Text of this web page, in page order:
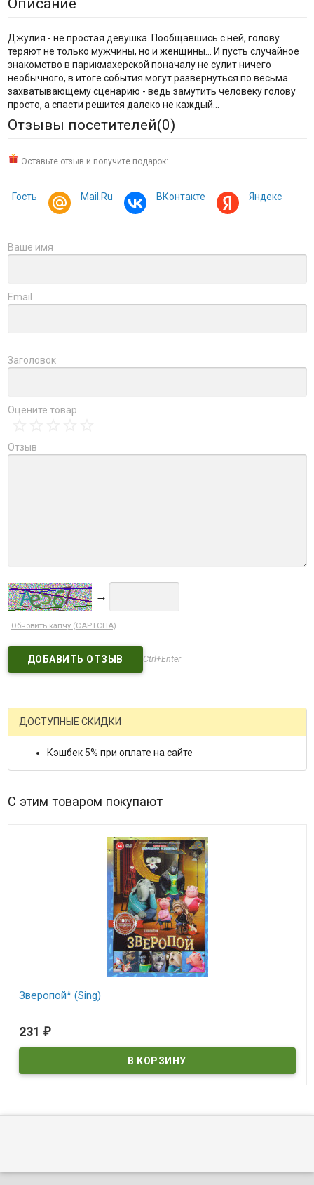
Описание
Джулия - не простая девушка. Пообщавшись с ней, голову
теряют не только мужчины, но и женщины... И пусть случайное
знакомство в парикмахерской поначалу не сулит ничего
необычного, в итоге события могут развернуться по весьма
захватывающему сценарию - ведь замутить человеку голову
просто, а спасти решится далеко не каждый...
Отзывы посетителей(0)
Оставьте отзыв и получите подарок:
Гость Mail.Ru ВКонтакте Яндекс
Ваше имя
Email
Заголовок
Оцените товар
Отзыв
→
Обновить капчу (CAPTCHA)
Ctrl+Enter
ДОСТУПНЫЕ СКИДКИ
Кэшбек 5% при оплате на сайте
С этим товаром покупают
Зверопой* (Sing)
231 ₽